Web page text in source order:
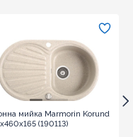
мийка Marmorin Korund
(190113)